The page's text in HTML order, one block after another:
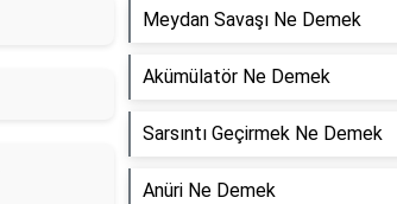
Meydan Savaşı Ne Demek
Akümülatör Ne Demek
Sarsıntı Geçirmek Ne Demek
Anüri Ne Demek